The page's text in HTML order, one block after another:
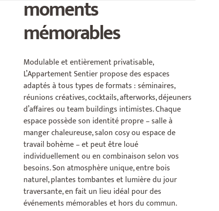
moments
mémorables
Modulable et entièrement privatisable,
L’Appartement Sentier propose des espaces
adaptés à tous types de formats : séminaires,
réunions créatives, cocktails, afterworks, déjeuners
d’affaires ou team buildings intimistes. Chaque
espace possède son identité propre – salle à
manger chaleureuse, salon cosy ou espace de
travail bohème – et peut être loué
individuellement ou en combinaison selon vos
besoins. Son atmosphère unique, entre bois
naturel, plantes tombantes et lumière du jour
traversante, en fait un lieu idéal pour des
événements mémorables et hors du commun.